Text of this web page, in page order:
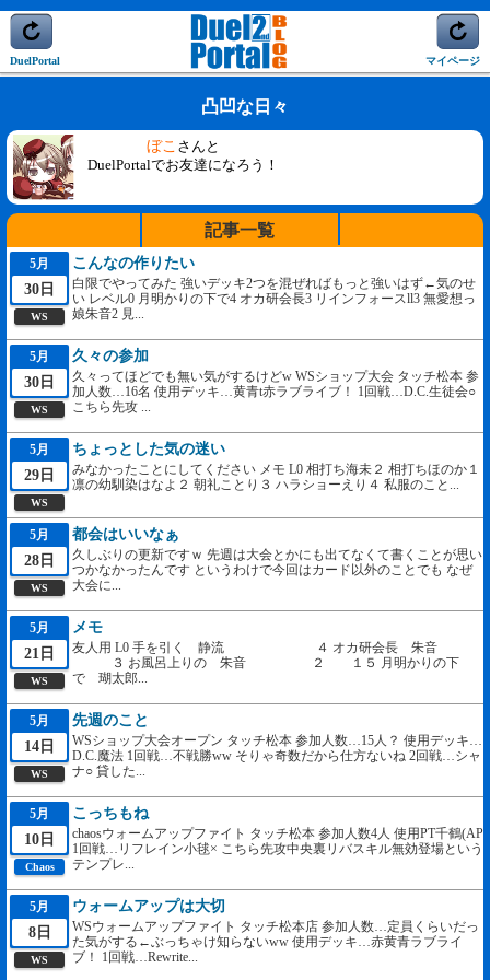
DuelPortal マイページ
凸凹な日々
ぼこ さんと
DuelPortalでお友達になろう！
記事一覧
5月
30日
WS
こんなの作りたい
白限でやってみた 強いデッキ2つを混ぜればもっと強いはず←気のせ
い レベル0 月明かりの下で4 オカ研会長3 リインフォースll3 無愛想っ
娘朱音2 見...
5月
30日
WS
久々の参加
久々ってほどでも無い気がするけどw WSショップ大会 タッチ松本 参
加人数…16名 使用デッキ…黄青t赤ラブライブ！ 1回戦…D.C.生徒会○
こちら先攻 ...
5月
29日
WS
ちょっとした気の迷い
みなかったことにしてください メモ L0 相打ち海未２ 相打ちほのか１
凛の幼馴染はなよ２ 朝礼ことり３ ハラショーえり４ 私服のこと...
5月
28日
WS
都会はいいなぁ
久しぶりの更新ですｗ 先週は大会とかにも出てなくて書くことが思い
つかなかったんです というわけで今回はカード以外のことでも なぜ
大会に...
5月
21日
WS
メモ
友人用 L0 手を引く 静流 ４ オカ研会長 朱音
３ お風呂上りの 朱音 ２ １５ 月明かりの下
で 瑚太郎...
5月
14日
WS
先週のこと
WSショップ大会オープン タッチ松本 参加人数…15人？ 使用デッキ…
D.C.魔法 1回戦…不戦勝ww そりゃ奇数だから仕方ないね 2回戦…シャ
ナ○ 貸した...
5月
10日
Chaos
こっちもね
chaosウォームアップファイト タッチ松本 参加人数4人 使用PT千鶴(AP
1回戦…リフレイン小毬× こちら先攻中央裏リバスキル無効登場という
テンプレ...
5月
8日
WS
ウォームアップは大切
WSウォームアップファイト タッチ松本店 参加人数…定員くらいだっ
た気がする←ぶっちゃけ知らないww 使用デッキ…赤黄青ラブライ
ブ！ 1回戦…Rewrite...